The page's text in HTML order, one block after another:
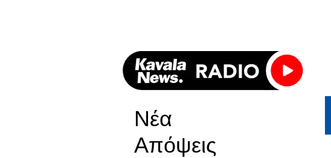
Νέα
Απόψεις